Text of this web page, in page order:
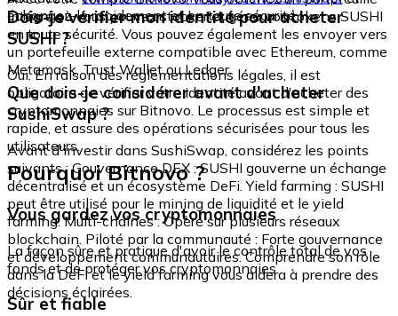
échangez-le rapidement et en toute sécurité.
intégré où vous pouvez stocker et gérer vos tokens SUSHI
en toute sécurité. Vous pouvez également les envoyer vers
un portefeuille externe compatible avec Ethereum, comme
Metamask, Trust Wallet ou Ledger.
Dois-je vérifier mon identité pour acheter
SUSHI ?
Oui. En raison des réglementations légales, il est
obligatoire de vérifier votre identité avant d'acheter des
cryptomonnaies sur Bitnovo. Le processus est simple et
rapide, et assure des opérations sécurisées pour tous les
utilisateurs.
Que dois-je considérer avant d'acheter
SushiSwap ?
Avant d'investir dans SushiSwap, considérez les points
suivants : Gouvernance DEX : SUSHI gouverne un échange
décentralisé et un écosystème DeFi. Yield farming : SUSHI
peut être utilisé pour le mining de liquidité et le yield
farming. Multi-chaînes : Opère sur plusieurs réseaux
blockchain. Piloté par la communauté : Forte gouvernance
et développement communautaires. Comprendre son rôle
dans la DeFi et le yield farming vous aidera à prendre des
décisions éclairées.
Pourquoi Bitnovo ?
Vous gardez vos cryptomonnaies
La façon sûre et pratique d'avoir le contrôle total de vos
fonds et de protéger vos cryptomonnaies.
Sûr et fiable